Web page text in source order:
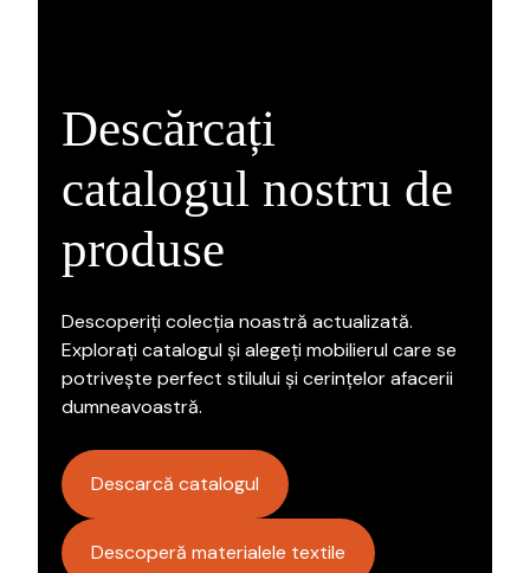
Descărcați
catalogul nostru de
produse
Descoperiți colecția noastră actualizată.
Explorați catalogul și alegeți mobilierul care se
potrivește perfect stilului și cerințelor afacerii
dumneavoastră.
Descarcă catalogul
Descoperă materialele textile